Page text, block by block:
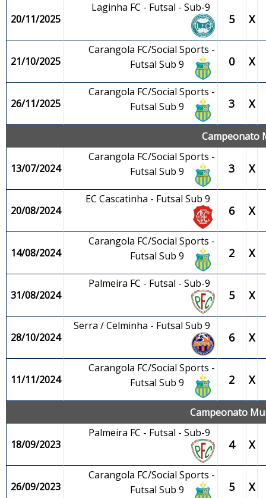
20/11/2025
Laginha FC - Futsal - Sub-9
5 X
21/10/2025
Carangola FC/Social Sports -
Futsal Sub 9
0 X
26/11/2025
Carangola FC/Social Sports -
Futsal Sub 9
3 X
Campeonato
13/07/2024
Carangola FC/Social Sports -
Futsal Sub 9
3 X
20/08/2024
EC Cascatinha - Futsal Sub 9
6 X
14/08/2024
Carangola FC/Social Sports -
Futsal Sub 9
2 X
31/08/2024
Palmeira FC - Futsal - Sub-9
5 X
28/10/2024
Serra / Celminha - Futsal Sub 9
6 X
11/11/2024
Carangola FC/Social Sports -
Futsal Sub 9
2 X
Campeonato
18/09/2023
Palmeira FC - Futsal - Sub-9
4 X
26/09/2023
Carangola FC/Social Sports -
Futsal Sub 9
5 X